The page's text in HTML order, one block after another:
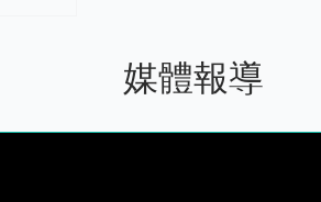
媒體報導